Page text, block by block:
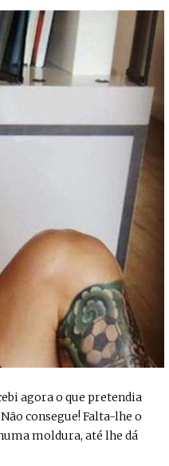
agora o que pretendia
consegue! Falta-lhe o
moldura, até lhe dá